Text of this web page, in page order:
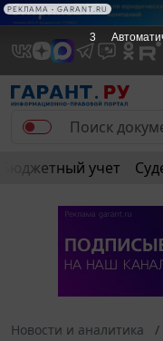
Бюджетный учет
Новости и аналитика
3
РЕКЛАМА • GARANT.RU